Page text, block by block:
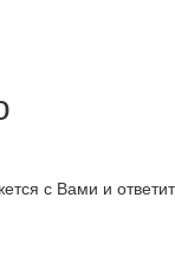
с Вами и ответит